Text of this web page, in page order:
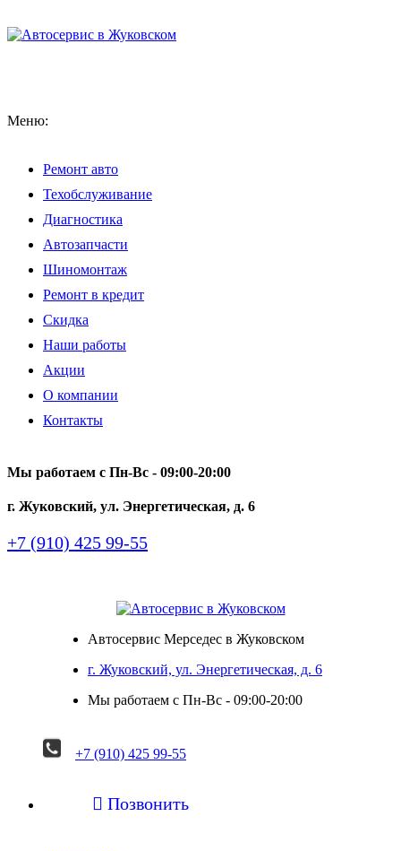
Меню:
Ремонт авто
Техобслуживание
Диагностика
Автозапчасти
Шиномонтаж
Ремонт в кредит
Скидка
Наши работы
Акции
О компании
Контакты
Мы работаем с Пн-Вc - 09:00-20:00
г. Жуковский, ул. Энергетическая, д. 6
+7 (910) 425 99-55
Автосервис Мерседес в Жуковском
г. Жуковский, ул. Энергетическая, д. 6
Мы работаем с Пн-Вc - 09:00-20:00
+7 (910) 425 99-55
 Позвонить